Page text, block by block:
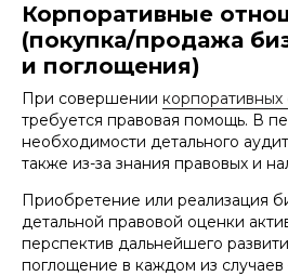
Корпоративные
(покупка/продажа
и поглощения)
При совершении корпоративных
требуется правовая помощь. В
необходимости детального
также из-за знания правовых и
Приобретение или реализация
детальной правовой оценки
перспектив дальнейшего
поглощение в каждом из